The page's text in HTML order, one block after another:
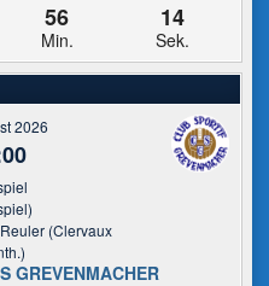
56
Min.
14
Sek.
2026
(Clervaux
GREVENMACHER